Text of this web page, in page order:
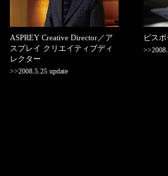
ASPREY Creative Director／ア
スプレイ クリエイティブディ
レクター
>>2008.5.25 update
ビス